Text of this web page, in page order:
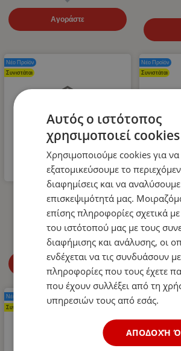
Αγοράστε
Λάστιχο Υψηλής Πίεσης για
Πλυστικό 400bar 10m
14.99 €
Αγοράστε
Νέο Προϊόν
Συνιστάται
LED
Νέο Προϊόν
Συνιστάται
Νέο Προϊόν
Συνιστάται
Νέο Προϊόν
Αυτός ο ιστότοπος
χρησιμοποιεί cookies
Χρησιμοποιούμε cookies για να
εξατομικεύσουμε το
διαφημίσεις και να
επισκεψιμότητά μας.
επίσης πληροφορίες σχετικά
του ιστότοπού μας με τους
διαφήμισης και ανάλυσης, οι
ενδέχεται να τις συνδυάσουν
πληροφορίες που τους έχετε
που έχουν συλλέξει από τη
υπηρεσιών τους από εσάς.
ΑΠΟΔΟΧΉ